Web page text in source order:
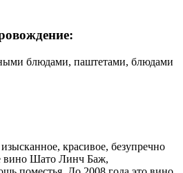
блюдами, паштетами, блюдами
красивое, безупречно
вино Шато Линч Баж,